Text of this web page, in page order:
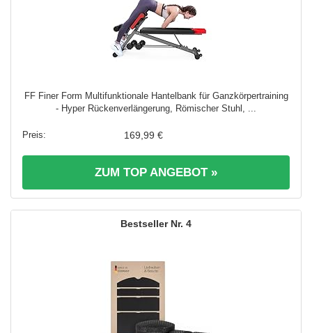
FF Finer Form Multifunktionale Hantelbank für Ganzkörpertraining
- Hyper Rückenverlängerung, Römischer Stuhl, ...
169,99 €
ZUM TOP ANGEBOT »
4